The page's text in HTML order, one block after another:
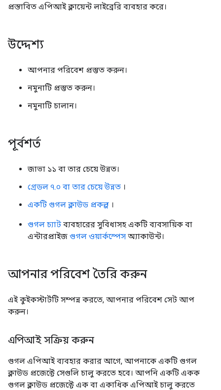
প্রস্তাবিত এপিআই ক্লায়েন্ট লাইব্রেরি ব্যবহার করে।
উদ্দেশ্য
আপনার পরিবেশ প্রস্তুত করুন।
নমুনাটি প্রস্তুত করুন।
নমুনাটি চালান।
পূর্বশর্ত
জাভা ১১ বা তার চেয়ে উন্নত।
গ্রেডল ৭.০ বা তার চেয়ে উন্নত ।
একটি গুগল ক্লাউড প্রকল্প ।
গুগল চ্যাট ব্যবহারের সুবিধাসহ একটি ব্যবসায়িক বা
এন্টারপ্রাইজ গুগল ওয়ার্কস্পেস অ্যাকাউন্ট।
আপনার পরিবেশ তৈরি করুন
এই কুইকস্টার্টটি সম্পন্ন করতে, আপনার পরিবেশ সেট আপ
করুন।
এপিআই সক্রিয় করুন
গুগল এপিআই ব্যবহার করার আগে, আপনাকে একটি গুগল
ক্লাউড প্রজেক্টে সেগুলি চালু করতে হবে। আপনি একটি একক
গুগল ক্লাউড প্রজেক্টে এক বা একাধিক এপিআই চালু করতে